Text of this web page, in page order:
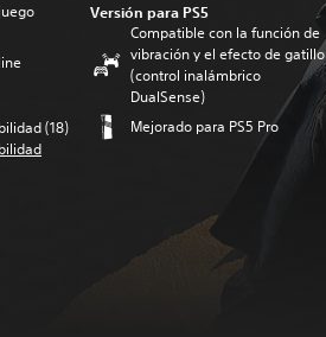
(18)
Versión para PS5
Compatible con la función de
vibración y el efecto de gatillo
(control inalámbrico
DualSense)
Mejorado para PS5 Pro